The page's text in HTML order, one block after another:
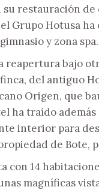
restauración
Grupo Hotusa
y zona spa.
reapertura bajo
del antiguo
Origen, que
ha traído
interior para
de Bote,
con 14
magníficas